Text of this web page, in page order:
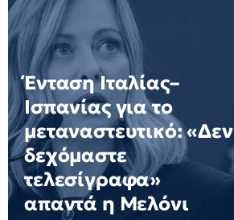
Ένταση Ιταλίας–
Ισπανίας για το
μεταναστευτικό: «Δεν
δεχόμαστε
τελεσίγραφα»
απαντά η Μελόνι